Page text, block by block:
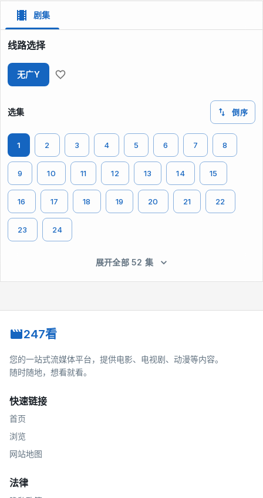
剧集
线路选择
无广Y
选集 倒序
1 2 3 4 5 6 7 8
9 10 11 12 13 14 15
16 17 18 19 20 21 22
23 24
展开全部 52 集
247看
您的一站式流媒体平台，提供电影、电视剧、动漫等内容。
随时随地，想看就看。
快速链接
首页
浏览
网站地图
法律